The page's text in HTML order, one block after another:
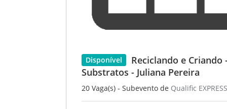
Disponível
Reciclando e
Substratos - Juliana Pereira
20 Vaga(s) - Subevento de Qualific EXPRESS